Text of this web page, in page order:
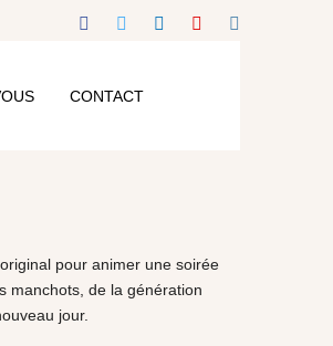
CONTACT
pour animer une soirée
manchots, de la génération
jour.